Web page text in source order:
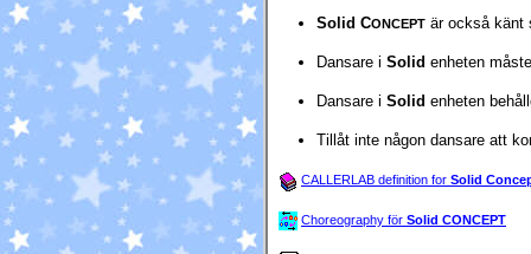
Solid CONCEPT är också känt
Dansare i Solid enheten
Dansare i Solid enheten
Tillåt inte någon dansare att
CALLERLAB definition for Solid
Choreography för Solid CONCEPT